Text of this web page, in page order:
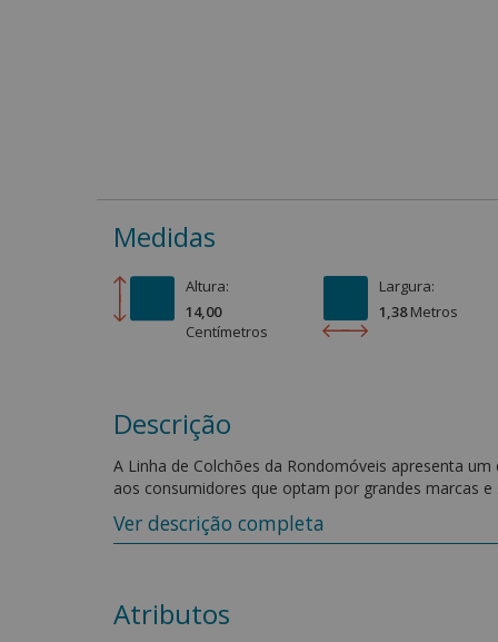
Medidas
Altura:
14,00
Centímetros
Largura:
1,38 Metros
Descrição
A Linha de Colchões da Rondomóveis apresenta
aos consumidores que optam por grandes marcas
mercado. Seu design arrojado e atual é composto
para fazer das suas noites tranquilas e agradáveis.
espuma de densidade D23, ele oferece maciez na
pessoa), proporcionando noites de sono mais
Ver descrição completa
Atributos